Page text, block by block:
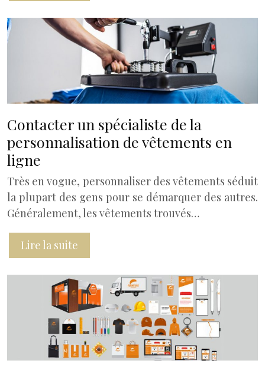
Contacter un spécialiste de la
personnalisation de vêtements en
ligne
Très en vogue, personnaliser des vêtements séduit
la plupart des gens pour se démarquer des autres.
Généralement, les vêtements trouvés…
Lire la suite